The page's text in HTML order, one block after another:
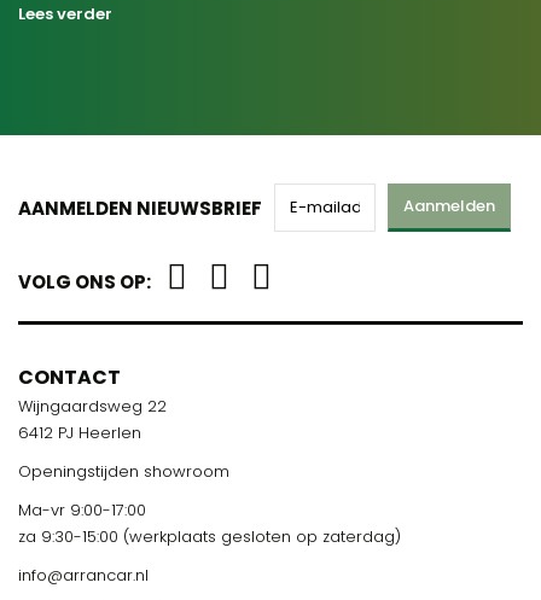
Lees verder
AANMELDEN NIEUWSBRIEF Aanmelden
VOLG ONS OP:
CONTACT
Wijngaardsweg 22
6412 PJ Heerlen
Openingstijden showroom
Ma-vr 9:00-17:00
za 9:30-15:00 (werkplaats gesloten op zaterdag)
info@arrancar.nl